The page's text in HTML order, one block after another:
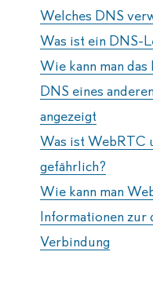
Welches DNS
Was ist ein DNS-
Wie kann man das
DNS eines
angezeigt
Was ist WebRTC
gefährlich?
Wie kann man
Informationen zur
Verbindung